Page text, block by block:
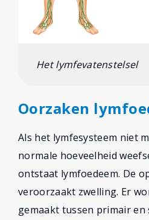
Het lymfevatenstelsel
Oorzaken
Als het lymfesysteem niet
normale hoeveelheid
ontstaat lymfoedeem. De
veroorzaakt zwelling. Er
gemaakt tussen primair en